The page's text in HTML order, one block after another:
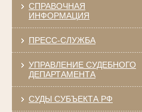
СПРАВОЧНАЯ
ИНФОРМАЦИЯ
ПРЕСС-СЛУЖБА
УПРАВЛЕНИЕ СУДЕБНОГО
ДЕПАРТАМЕНТА
СУДЫ СУБЪЕКТА РФ